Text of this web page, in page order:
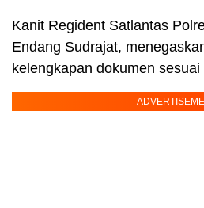
Kanit Regident Satlantas
Endang Sudrajat,
kelengkapan dokumen sesuai